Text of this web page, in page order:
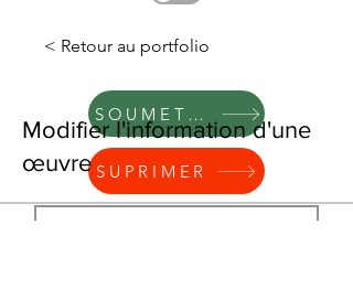
SOUMETTRE
SUPRIMER
< Retour au portfolio
Modifier l'information d'une
œuvre